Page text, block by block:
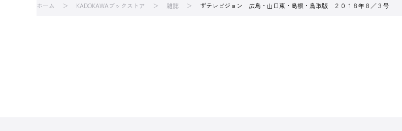
ホーム KADOKAWAブックストア 雑誌 ザテレビジョン 広島・山口東・島根・鳥取版 ２０１８年８／３号